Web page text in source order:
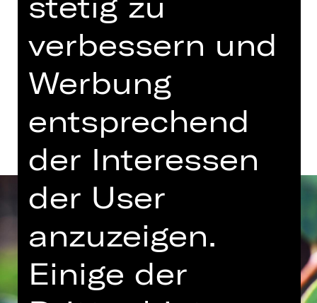
Eintritt frei
Gustav-Adolf-Gedächtniskirche
Termine und Besetzung
verbessern und
Werbung
entsprechend
der Interessen
der User
anzuzeigen.
Einige der